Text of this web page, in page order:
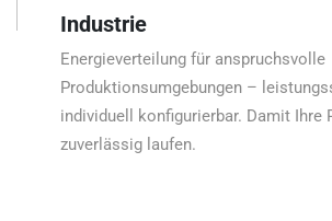
Industrie
Energieverteilung für anspruchsvolle
Produktionsumgebungen –
individuell konfigurierbar. Damit Ihre
zuverlässig laufen.